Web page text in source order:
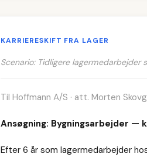
KARRIERESKIFT FRA LAGER
Scenario: Tidligere
Til Hoffmann A/S · att. Morten
Ansøgning: Bygningsarbejder —
Efter 6 år som lagermedarbejder